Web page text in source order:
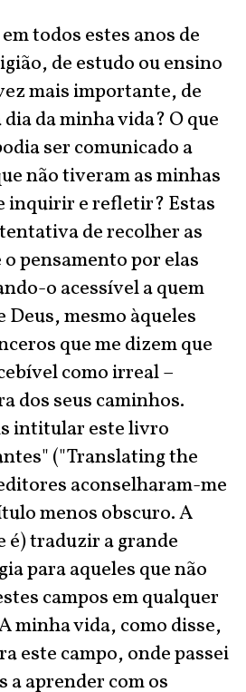
todos estes anos de
de estudo ou ensino
mais importante, de
da minha vida? O que
ser comunicado a
não tiveram as minhas
inquirir e refletir? Estas
de recolher as
pensamento por elas
o acessível a quem
Deus, mesmo àqueles
que me dizem que
como irreal –
dos seus caminhos.
intitular este livro
("Translating the
aconselharam-me
menos obscuro. A
é) traduzir a grande
para aqueles que não
campos em qualquer
minha vida, como disse,
este campo, onde passei
aprender com os